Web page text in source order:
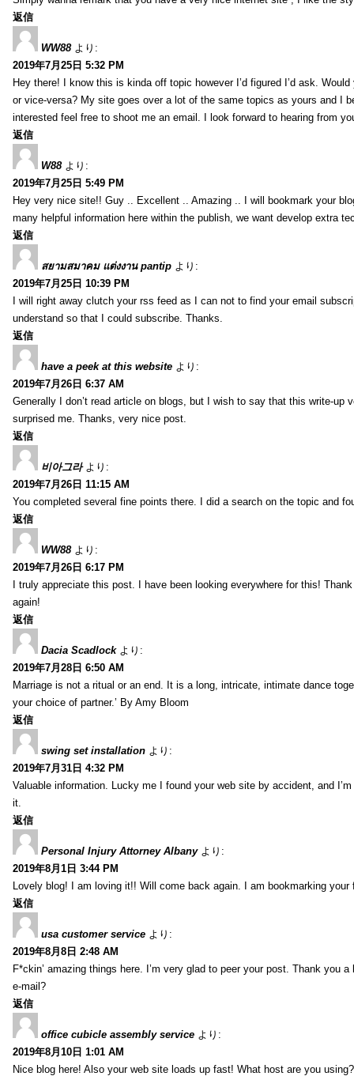
返信
WW88 より:
2019年7月25日 5:32 PM
Hey there! I know this is kinda off topic however I’d figured I’d ask.
or vice-versa? My site goes over a lot of the same topics as yours and I
interested feel free to shoot me an email. I look forward to hearing from
返信
W88 より:
2019年7月25日 5:49 PM
Hey very nice site!! Guy .. Excellent .. Amazing .. I will bookmark your
many helpful information here within the publish, we want develop extra
返信
สยามสมาคม แต่งงาน pantip より:
2019年7月25日 10:39 PM
I will right away clutch your rss feed as I can not to find your email
understand so that I could subscribe. Thanks.
返信
have a peek at this website より:
2019年7月26日 6:37 AM
Generally I don’t read article on blogs, but I wish to say that this write-
surprised me. Thanks, very nice post.
返信
비아그라 より:
2019年7月26日 11:15 AM
You completed several fine points there. I did a search on the topic and
返信
WW88 より:
2019年7月26日 6:17 PM
I truly appreciate this post. I have been looking everywhere for this!
again!
返信
Dacia Scadlock より:
2019年7月28日 6:50 AM
Marriage is not a ritual or an end. It is a long, intricate, intimate dance
your choice of partner.’ By Amy Bloom
返信
swing set installation より:
2019年7月31日 4:32 PM
Valuable information. Lucky me I found your web site by accident, and
it.
返信
Personal Injury Attorney Albany より:
2019年8月1日 3:44 PM
Lovely blog! I am loving it!! Will come back again. I am bookmarking your
返信
usa customer service より:
2019年8月8日 2:48 AM
F*ckin’ amazing things here. I’m very glad to peer your post. Thank you
e-mail?
返信
office cubicle assembly service より:
2019年8月10日 1:01 AM
Nice blog here! Also your web site loads up fast! What host are you